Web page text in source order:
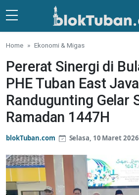
Skip to main content
Home Ekonomi & Migas
Pererat Sinergi di
PHE Tuban East
Randugunting Gelar
Ramadan 1447H
blokTuban.com Selasa, 10 Maret